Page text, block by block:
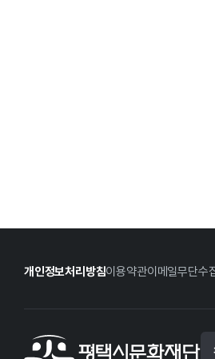
개인정보처리방침이용약관이메일무단수